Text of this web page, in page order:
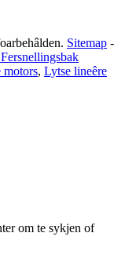
Sitemap -
motors, Lytse lineêre
om te sykjen of